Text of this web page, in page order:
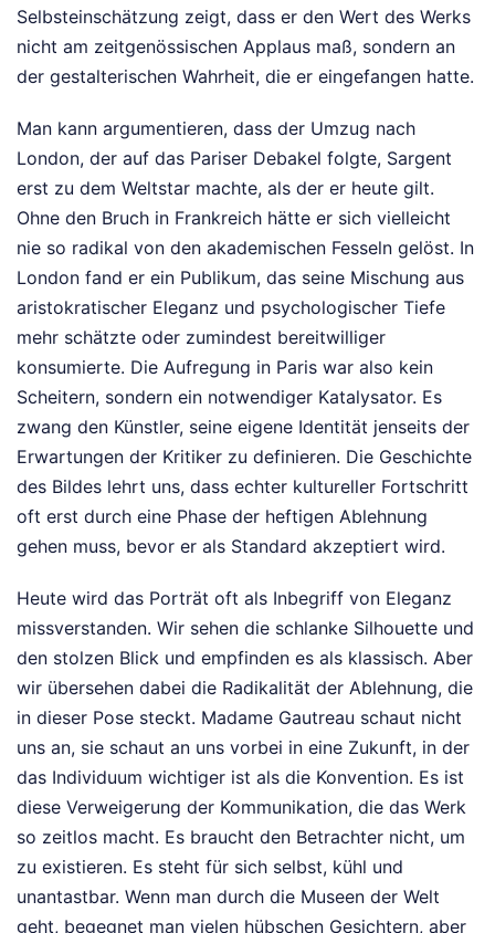
Selbsteinschätzung zeigt, dass er den Wert des Werks
nicht am zeitgenössischen Applaus maß, sondern an
der gestalterischen Wahrheit, die er eingefangen hatte.
Man kann argumentieren, dass der Umzug nach
London, der auf das Pariser Debakel folgte, Sargent
erst zu dem Weltstar machte, als der er heute gilt.
Ohne den Bruch in Frankreich hätte er sich vielleicht
nie so radikal von den akademischen Fesseln gelöst. In
London fand er ein Publikum, das seine Mischung aus
aristokratischer Eleganz und psychologischer Tiefe
mehr schätzte oder zumindest bereitwilliger
konsumierte. Die Aufregung in Paris war also kein
Scheitern, sondern ein notwendiger Katalysator. Es
zwang den Künstler, seine eigene Identität jenseits der
Erwartungen der Kritiker zu definieren. Die Geschichte
des Bildes lehrt uns, dass echter kultureller Fortschritt
oft erst durch eine Phase der heftigen Ablehnung
gehen muss, bevor er als Standard akzeptiert wird.
Heute wird das Porträt oft als Inbegriff von Eleganz
missverstanden. Wir sehen die schlanke Silhouette und
den stolzen Blick und empfinden es als klassisch. Aber
wir übersehen dabei die Radikalität der Ablehnung, die
in dieser Pose steckt. Madame Gautreau schaut nicht
uns an, sie schaut an uns vorbei in eine Zukunft, in der
das Individuum wichtiger ist als die Konvention. Es ist
diese Verweigerung der Kommunikation, die das Werk
so zeitlos macht. Es braucht den Betrachter nicht, um
zu existieren. Es steht für sich selbst, kühl und
unantastbar. Wenn man durch die Museen der Welt
geht, begegnet man vielen hübschen Gesichtern, aber